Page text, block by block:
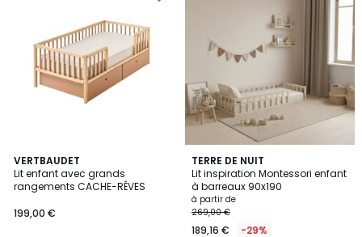
VERTBAUDET
Lit enfant avec grands
rangements CACHE-RÊVES
199,00 €
TERRE DE NUIT
Lit inspiration Montessori enfant
à barreaux 90x190
à partir de
269,00 €
189,16 € -29%
2
Couleurs